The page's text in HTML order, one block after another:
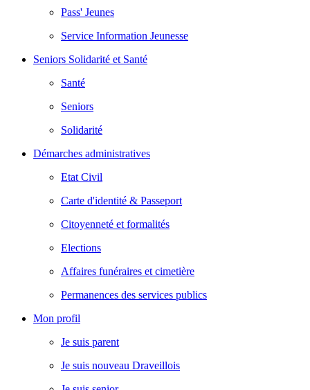
Pass' Jeunes
Service Information Jeunesse
Seniors Solidarité et Santé
Santé
Seniors
Solidarité
Démarches administratives
Etat Civil
Carte d'identité & Passeport
Citoyenneté et formalités
Elections
Affaires funéraires et cimetière
Permanences des services publics
Mon profil
Je suis parent
Je suis nouveau Draveillois